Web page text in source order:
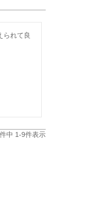
られて良
件中 1-9件表示